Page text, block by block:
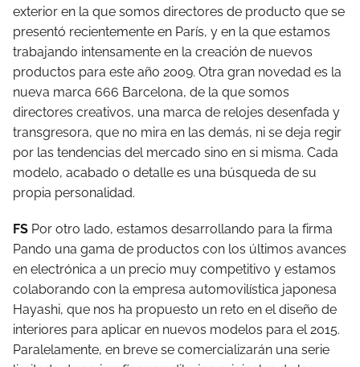
exterior en la que somos directores de producto que se
presentó recientemente en París, y en la que estamos
trabajando intensamente en la creación de nuevos
productos para este año 2009. Otra gran novedad es la
nueva marca 666 Barcelona, de la que somos
directores creativos, una marca de relojes desenfada y
transgresora, que no mira en las demás, ni se deja regir
por las tendencias del mercado sino en si misma. Cada
modelo, acabado o detalle es una búsqueda de su
propia personalidad.
FS Por otro lado, estamos desarrollando para la firma
Pando una gama de productos con los últimos avances
en electrónica a un precio muy competitivo y estamos
colaborando con la empresa automovilística japonesa
Hayashi, que nos ha propuesto un reto en el diseño de
interiores para aplicar en nuevos modelos para el 2015.
Paralelamente, en breve se comercializarán una serie